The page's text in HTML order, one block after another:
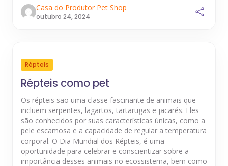
Casa do Produtor Pet Shop
outubro 24, 2024
Répteis
Répteis como pet
Os répteis são uma classe fascinante de animais que
incluem serpentes, lagartos, tartarugas e jacarés. Eles
são conhecidos por suas características únicas, como a
pele escamosa e a capacidade de regular a temperatura
corporal. O Dia Mundial dos Répteis, é uma
oportunidade para celebrar e conscientizar sobre a
importância desses animais no ecossistema, bem como